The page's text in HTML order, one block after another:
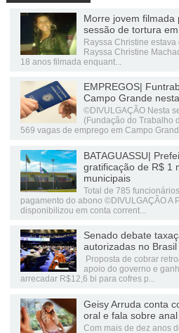
Morre jovem
sessão de tortura
Rayssa Christine
Rayssa Christine
18 anos filmada enquant...
EMPREGOS|
Campo Grande
©DIVULGAÇÃO Nesta
(Fundação do Trabalho
569 vagas de emprego em Campo
BATAGUASSU|
gratificação de R$ 1
municipais
Total de 785
pagamento do abono ©DIVULGAÇÃO A
disponibilizou em conta corrent...
Senado debate
autorizadas no Brasil
Proposta de cobrar
apoio do governo e
arrecadar R$12,6 bi para cofres p...
Geisy Arruda conta
oral e fala sobre anal
Com mais de dez anos